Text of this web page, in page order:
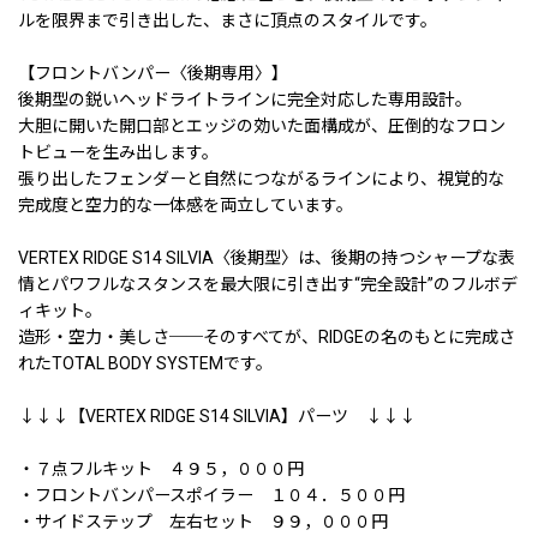
ルを限界まで引き出した、まさに頂点のスタイルです。
【フロントバンパー〈後期専用〉】
後期型の鋭いヘッドライトラインに完全対応した専用設計。
大胆に開いた開口部とエッジの効いた面構成が、圧倒的なフロン
トビューを生み出します。
張り出したフェンダーと自然につながるラインにより、視覚的な
完成度と空力的な一体感を両立しています。
VERTEX RIDGE S14 SILVIA〈後期型〉は、後期の持つシャープな表
情とパワフルなスタンスを最大限に引き出す“完全設計”のフルボデ
ィキット。
造形・空力・美しさ──そのすべてが、RIDGEの名のもとに完成さ
れたTOTAL BODY SYSTEMです。
↓↓↓【VERTEX RIDGE S14 SILVIA】パーツ ↓↓↓
・７点フルキット ４９５，０００円
・フロントバンパースポイラー １０４．５００円
・サイドステップ 左右セット ９９，０００円